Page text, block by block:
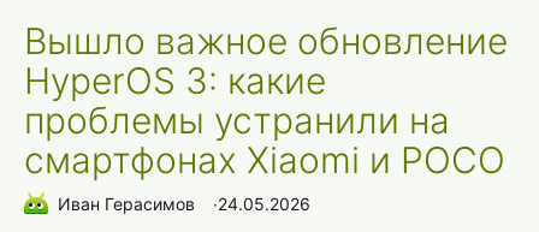
Вышло важное обновление
HyperOS 3: какие
проблемы устранили на
смартфонах Xiaomi и POCO
Иван Герасимов ∙24.05.2026